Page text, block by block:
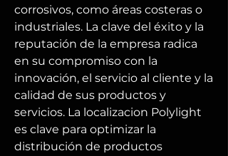
corrosivos, como áreas costeras o
industriales. La clave del éxito y la
reputación de la empresa radica
en su compromiso con la
innovación, el servicio al cliente y la
calidad de sus productos y
servicios. La localizacion Polylight
es clave para optimizar la
distribución de productos